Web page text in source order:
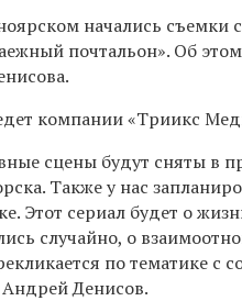
начались съемки
почтальон». Об
компании «Триикс
сцены будут сняты в
Также у нас
Этот сериал будет о
случайно, о
по тематике
Андрей Денисов.